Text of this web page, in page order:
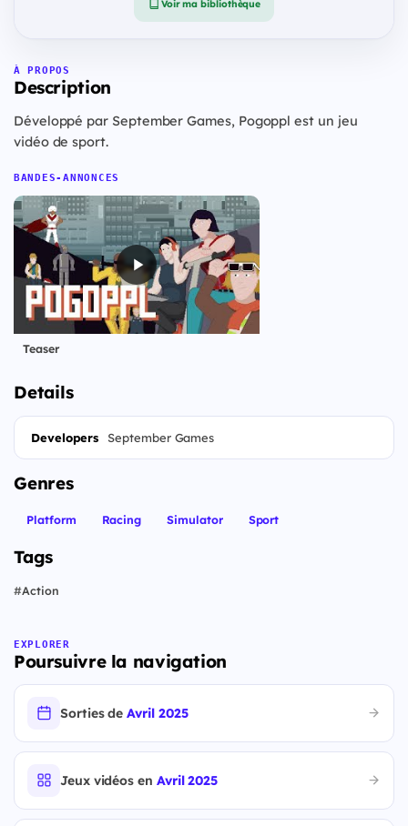
Voir ma bibliothèque
À PROPOS
Description
Développé par September Games, Pogoppl est un jeu
vidéo de sport.
BANDES-ANNONCES
Teaser
Details
Developers September Games
Genres
Platform Racing Simulator Sport
Tags
#Action
EXPLORER
Poursuivre la navigation
Sorties deAvril 2025
Jeux vidéos en Avril 2025